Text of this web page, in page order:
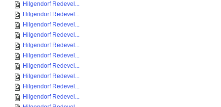
Hilgendorf Redevel...
Hilgendorf Redevel...
Hilgendorf Redevel...
Hilgendorf Redevel...
Hilgendorf Redevel...
Hilgendorf Redevel...
Hilgendorf Redevel...
Hilgendorf Redevel...
Hilgendorf Redevel...
Hilgendorf Redevel...